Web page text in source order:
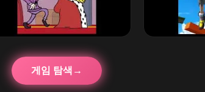
게임 탐색